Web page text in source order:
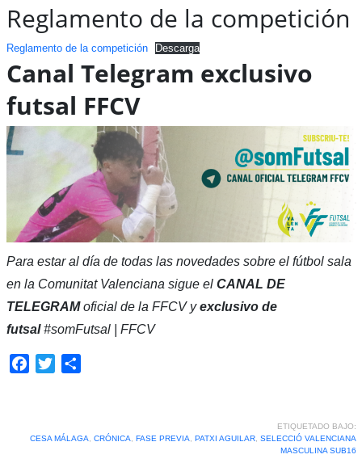
Reglamento de la competición
Reglamento de la competición Descarga
Canal Telegram exclusivo
futsal FFCV
Para estar al día de todas las novedades sobre el fútbol sala
en la Comunitat Valenciana sigue el CANAL DE
TELEGRAMoficial de la FFCV yexclusivo de
futsal#somFutsal | FFCV
Facebook
Twitter
ETIQUETADO BAJO:
CESA MÁLAGA
CRÓNICA FASE PREVIA PATXI AGUILAR, SELECCIÓ VALENCIANA
MASCULINA SUB16